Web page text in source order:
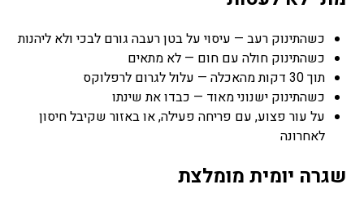
כשהתינוק רעב — עיסוי על בטן רעבה גורם לבכי ולא ליהנות
כשהתינוק חולה עם חום — לא מתאים
תוך 30 דקות מהאכלה — עלול לגרום לרפלוקס
כשהתינוק ישנוני מאוד — כבדו את שינתו
על עור פצוע, עם פריחה פעילה, או באזור שקיבל חיסון
לאחרונה
שגרה יומית מומלצת